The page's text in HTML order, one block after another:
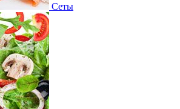
Сеты